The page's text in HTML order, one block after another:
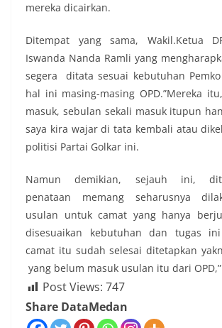
mereka dicairkan.
Ditempat yang sama, Wakil.Ketua
Iswanda Nanda Ramli yang
segera ditata sesuai kebutuhan
hal ini masing-masing OPD.”Mereka
masuk, sebulan sekali masuk itupun
saya kira wajar di tata kembali atau
politisi Partai Golkar ini.
Namun demikian, sejauh ini,
penataan memang seharusnya
usulan untuk camat yang hanya
disesuaikan kebutuhan dan tugas ini
camat itu sudah selesai ditetapkan
yang belum masuk usulan itu dari
Post Views: 747
Share DataMedan